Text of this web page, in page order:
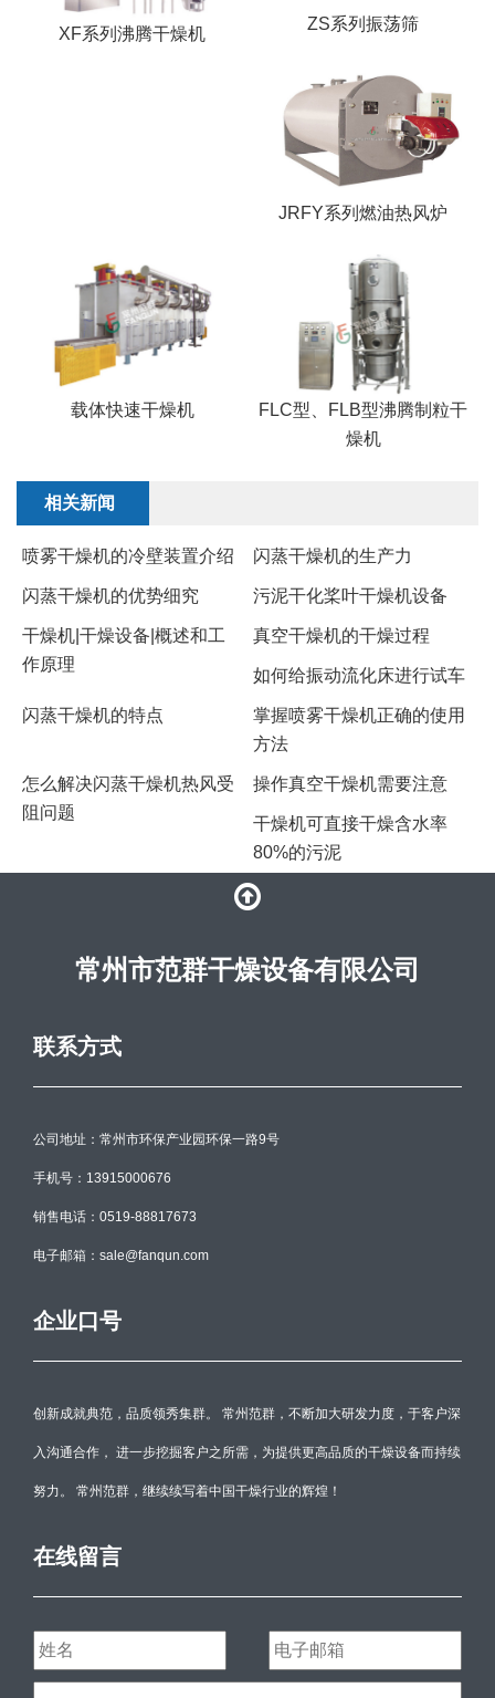
XF系列沸腾干燥机 ZS系列振荡筛
JRFY系列燃油热风炉
载体快速干燥机
FLC型、FLB型沸腾制粒干
燥机
相关新闻
喷雾干燥机的冷壁装置介绍 闪蒸干燥机的生产力
​闪蒸干燥机的优势细究 污泥干化桨叶干燥机设备
干燥机|干燥设备|概述和工
作原理
真空干燥机的干燥过程
如何给振动流化床进行试车
闪蒸干燥机的特点
掌握喷雾干燥机正确的使用
方法
​怎么解决闪蒸干燥机热风受
阻问题
操作真空干燥机需要注意
干燥机可直接干燥含水率
80%的污泥
常州市范群干燥设备有限公司
联系方式
公司地址：常州市环保产业园环保一路9号
手机号：13915000676
销售电话：0519-88817673
电子邮箱：sale@fanqun.com
企业口号
创新成就典范，品质领秀集群。 常州范群，不断加大研发力度，于客户深
入沟通合作， 进一步挖掘客户之所需，为提供更高品质的干燥设备而持续
努力。 常州范群，继续续写着中国干燥行业的辉煌！
在线留言